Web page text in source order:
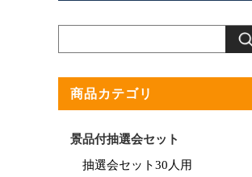
商品カテゴリ
景品付抽選会セット
抽選会セット30人用